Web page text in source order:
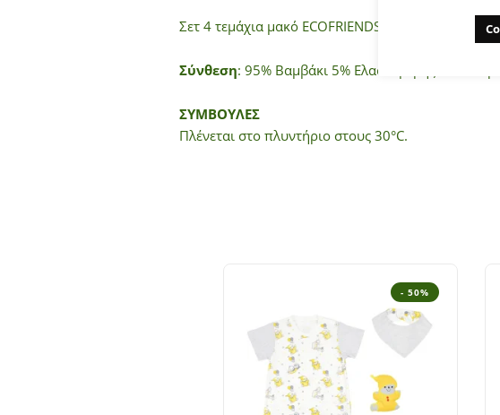
Σετ 4 τεμάχια μακό ECOFRIENDS για
Σύνθεση: 95% Βαμβάκι 5% Ελαστομερής
ΣΥΜΒΟΥΛΕΣ
Πλένεται στο πλυντήριο στους 30°C.
- 50%